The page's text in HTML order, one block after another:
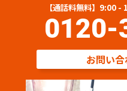
【通話料無料】9:00 -
0120-
お問い